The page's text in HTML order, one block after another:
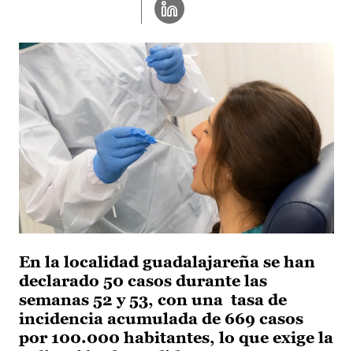
En la localidad guadalajareña se han
declarado 50 casos durante las
semanas 52 y 53, con una tasa de
incidencia acumulada de 669 casos
por 100.000 habitantes, lo que exige la